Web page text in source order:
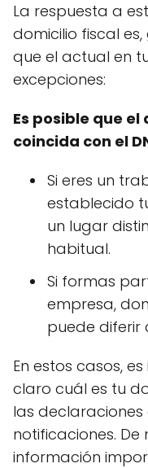
La respuesta a
domicilio fiscal
que el actual en
excepciones:
Es posible que
coincida con el
Si eres un
establecido
un lugar
habitual.
Si formas
empresa,
puede diferir
En estos casos,
claro cuál es tu
las
notificaciones.
información